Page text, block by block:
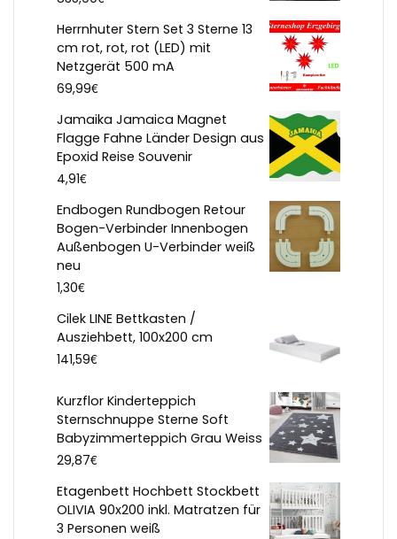
Herrnhuter Stern Set 3 Sterne 13
cm rot, rot, rot (LED) mit
Netzgerät 500 mA
69,99€
Jamaika Jamaica Magnet
Flagge Fahne Länder Design aus
Epoxid Reise Souvenir
4,91€
Endbogen Rundbogen Retour
Bogen-Verbinder Innenbogen
Außenbogen U-Verbinder weiß
neu
1,30€
Cilek LINE Bettkasten /
Ausziehbett, 100x200 cm
141,59€
Kurzflor Kinderteppich
Sternschnuppe Sterne Soft
Babyzimmerteppich Grau Weiss
29,87€
Etagenbett Hochbett Stockbett
OLIVIA 90x200 inkl. Matratzen für
3 Personen weiß